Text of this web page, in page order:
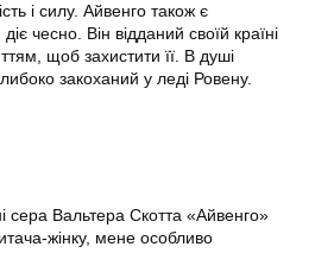
і силу. Айвенго також є
чесно. Він відданий своїй країні
щоб захистити її. В душі
закоханий у леді Ровену.
сера Вальтера Скотта «Айвенго»
жінку, мене особливо